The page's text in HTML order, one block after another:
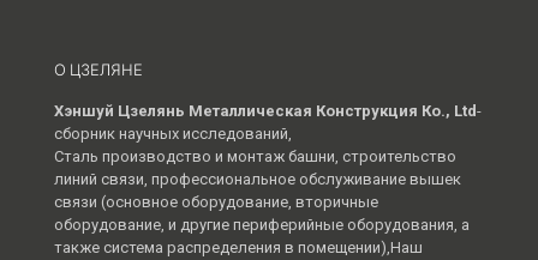
О ЦЗЕЛЯНЕ
Хэншуй Цзелянь Металлическая Конструкция Ко., Ltd-
сборник научных исследований,
Сталь производство и монтаж башни, строительство
линий связи, профессиональное обслуживание вышек
связи (основное оборудование, вторичные
оборудование, и другие периферийные оборудования, а
также система распределения в помещении),Наш